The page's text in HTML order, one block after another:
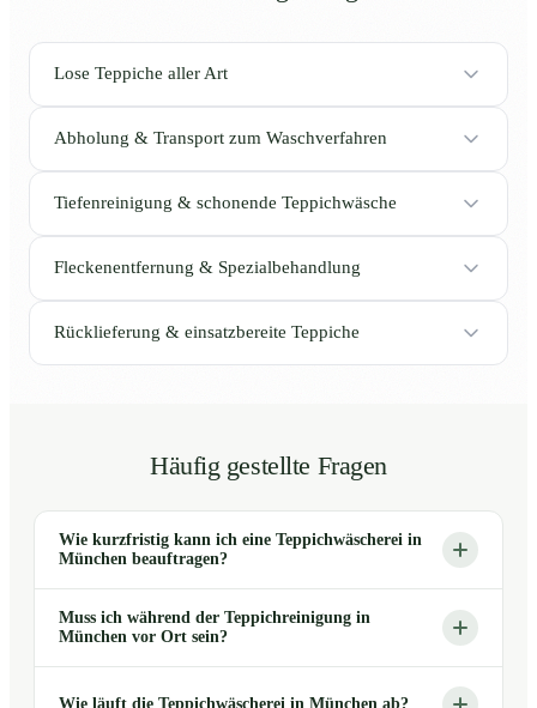
Lose Teppiche aller Art
Abholung & Transport zum Waschverfahren
Tiefenreinigung & schonende Teppichwäsche
Fleckenentfernung & Spezialbehandlung
Rücklieferung & einsatzbereite Teppiche
Häufig gestellte Fragen
Wie kurzfristig kann ich eine Teppichwäscherei in
München beauftragen?
Muss ich während der Teppichreinigung in
München vor Ort sein?
Wie läuft die Teppichwäscherei in München ab?